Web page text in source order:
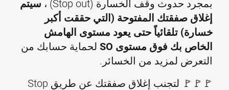
بمجرد حدوث وقف الخسارة (Stop out) ،
سيتم
إغلاق صفقتك المفتوحة (التي حققت أكبر
خسارة) تلقائياً حتى يعود مستوى الهامش
الخاص بك فوق مستوى SO
لحماية حسابك من
التعرض لمزيد من الخسائر.
🚩🚩🚩 لتجنب إغلاق صفقتك عن طريق Stop